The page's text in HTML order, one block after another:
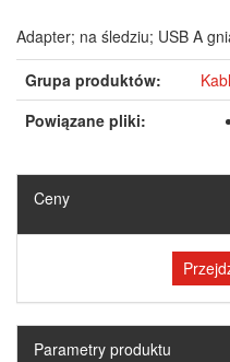
Adapter; na śledziu; USB A
Grupa produktów:
Powiązane pliki:
Ceny
Parametry produktu